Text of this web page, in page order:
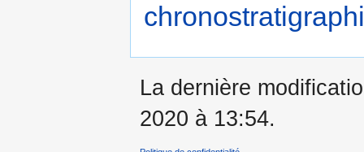
La dernière
2020 à 13:54.